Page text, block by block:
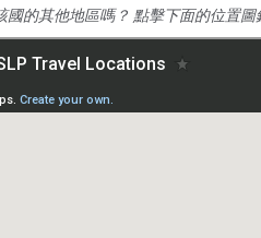
國的其他地區嗎？ 點擊下面的位置圖